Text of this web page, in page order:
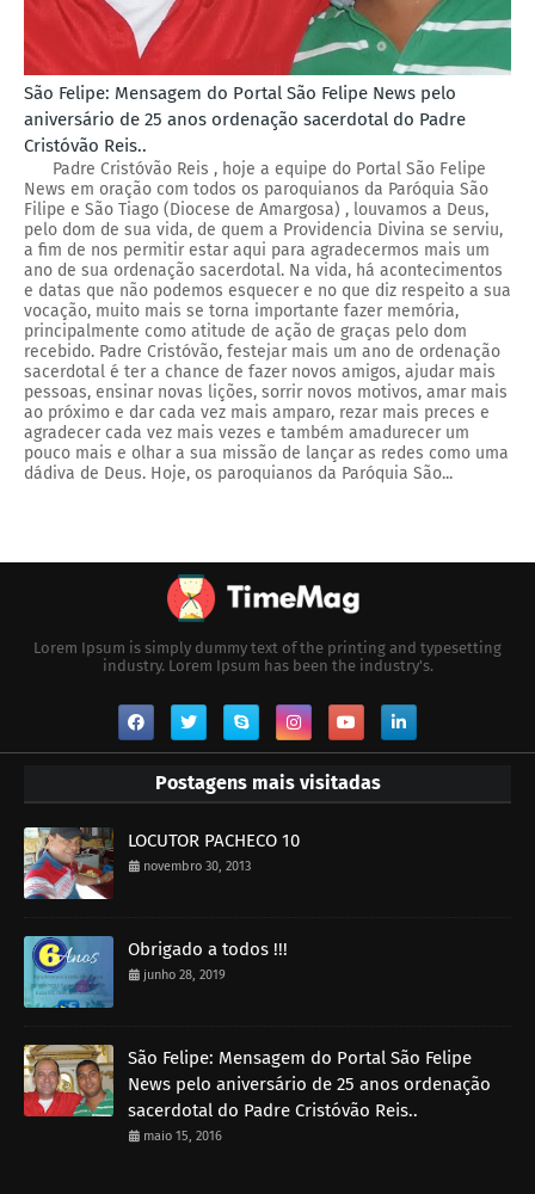
São Felipe: Mensagem do Portal São Felipe News pelo
aniversário de 25 anos ordenação sacerdotal do Padre
Cristóvão Reis..
Padre Cristóvão Reis , hoje a equipe do Portal São Felipe
News em oração com todos os paroquianos da Paróquia São
Filipe e São Tiago (Diocese de Amargosa) , louvamos a Deus,
pelo dom de sua vida, de quem a Providencia Divina se serviu,
a fim de nos permitir estar aqui para agradecermos mais um
ano de sua ordenação sacerdotal. Na vida, há acontecimentos
e datas que não podemos esquecer e no que diz respeito a sua
vocação, muito mais se torna importante fazer memória,
principalmente como atitude de ação de graças pelo dom
recebido. Padre Cristóvão, festejar mais um ano de ordenação
sacerdotal é ter a chance de fazer novos amigos, ajudar mais
pessoas, ensinar novas lições, sorrir novos motivos, amar mais
ao próximo e dar cada vez mais amparo, rezar mais preces e
agradecer cada vez mais vezes e também amadurecer um
pouco mais e olhar a sua missão de lançar as redes como uma
dádiva de Deus. Hoje, os paroquianos da Paróquia São...
Lorem Ipsum is simply dummy text of the printing and typesetting
industry. Lorem Ipsum has been the industry's.
Postagens mais visitadas
LOCUTOR PACHECO 10
novembro 30, 2013
Obrigado a todos !!!
junho 28, 2019
São Felipe: Mensagem do Portal São Felipe
News pelo aniversário de 25 anos ordenação
sacerdotal do Padre Cristóvão Reis..
maio 15, 2016